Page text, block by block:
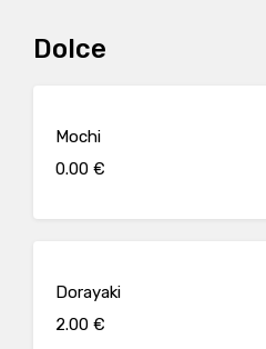
Dolce
Mochi
0.00 €
Dorayaki
2.00 €